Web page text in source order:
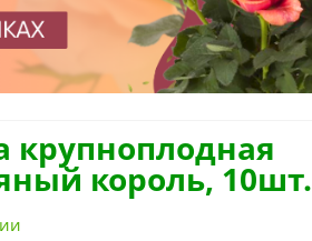
крупноплодная
король, 10шт.